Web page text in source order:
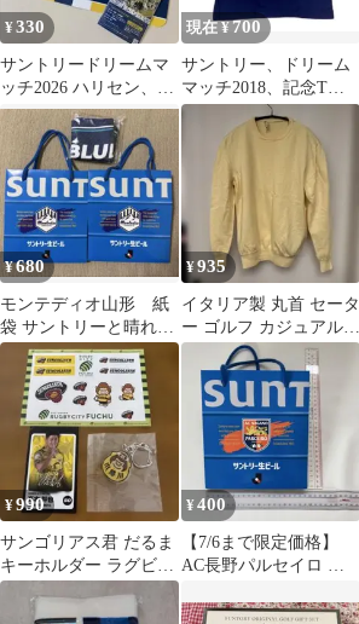
¥330
サントリードリームマ
ッチ2026 ハリセン、観
戦ガイド
現在 ¥700
サントリー、ドリーム
マッチ2018、記念Tシ
ャツ、Mサイズ
¥680
モンテディオ山形 紙
袋 サントリーと晴れ風
サッカー日本代表応援
タオル
¥935
イタリア製 丸首 セータ
ー ゴルフ カジュアル
イエロー S レディース
ニット
¥990
サンゴリアス君 だるま
キーホルダー ラグビー
東京サンゴリアス
¥400
【7/6まで限定価格】
AC長野パルセイロ サ